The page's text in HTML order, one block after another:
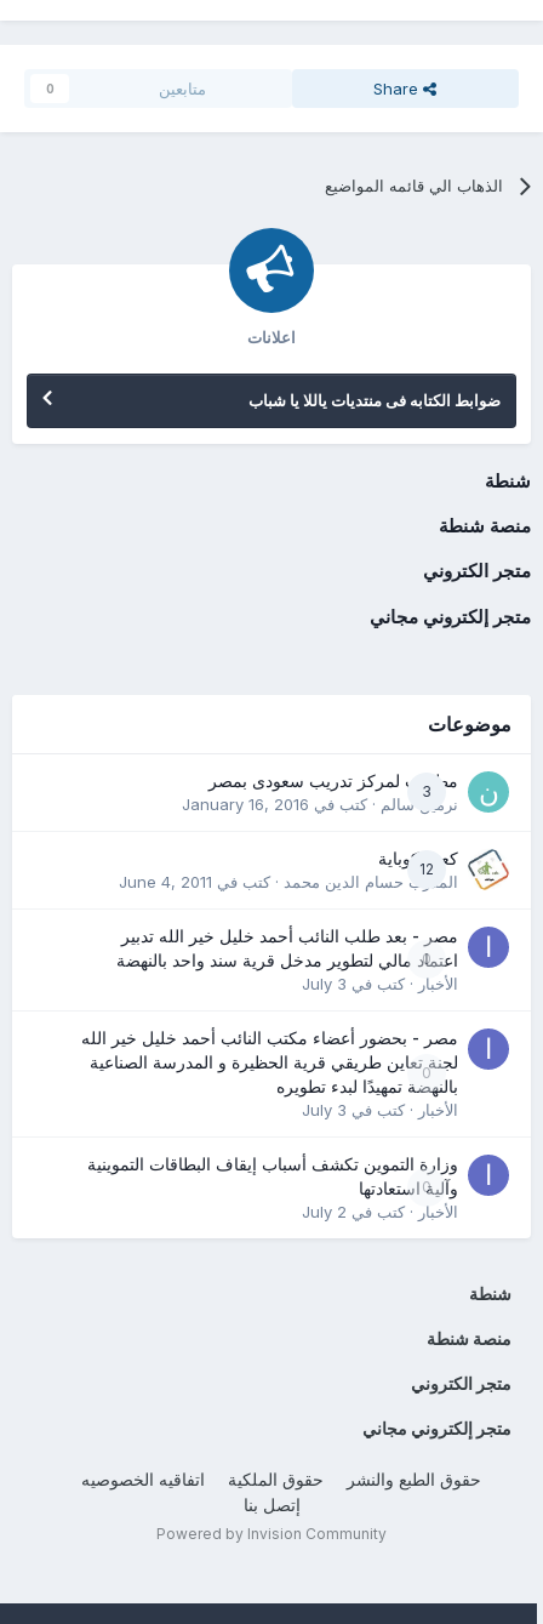
Share متابعين 0
الذهاب الي قائمه المواضيع
اعلانات
ضوابط الكتابه فى منتديات ياللا يا شباب
شنطة
منصة شنطة
متجر الكتروني
متجر إلكتروني مجاني
موضوعات
3
مطلوب لمركز تدريب سعودى بمصر
نرمين سالم· كتب في January 16, 2016
12
كعب كوباية
المدرب حسام الدين محمد· كتب في June 4, 2011
0
مصر - بعد طلب النائب أحمد خليل خير الله تدبير
اعتماد مالي لتطوير مدخل قرية سند واحد بالنهضة
الأخبار· كتب في July 3
0
مصر - بحضور أعضاء مكتب النائب أحمد خليل خير الله
لجنة تعاين طريقي قرية الحظيرة و المدرسة الصناعية
بالنهضة تمهيدًا لبدء تطويره
الأخبار· كتب في July 3
0
وزارة التموين تكشف أسباب إيقاف البطاقات التموينية
وآلية استعادتها
الأخبار· كتب في July 2
شنطة
منصة شنطة
متجر الكتروني
متجر إلكتروني مجاني
حقوق الطبع والنشر حقوق الملكية
اتفاقيه الخصوصيه
إتصل بنا
Powered by Invision Community